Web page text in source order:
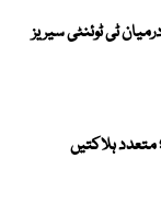
درمیان ٹی ٹوئنٹی سیریز